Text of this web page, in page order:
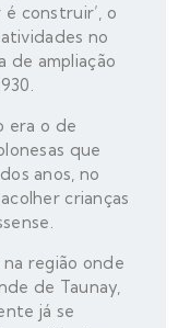
construir’, o
no
de ampliação
era o de
que
anos, no
crianças
região onde
de Taunay,
já se